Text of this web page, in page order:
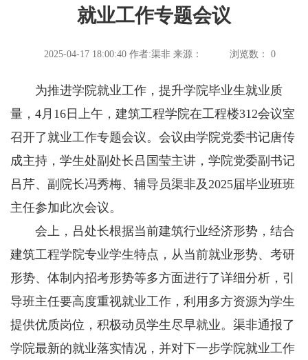
就业工作专题会议
2025-04-17 18:00:40 作者:渠非 来源： 浏览数： 0
为推进学院就业工作，提升学院毕业生就业质
量，4月16日上午，建筑工程学院在工程楼312会议室
召开了就业工作专题会议。会议由学院党委书记唐传
成主持，学生处副处长吕国莹主讲，学院党委副书记
吕芹、副院长冯秀梅、辅导员渠非及2025届毕业班班
主任参加此次会议。
会上，吕处长根据当前建筑行业经济形势，结合
建筑工程学院专业学生特点，从当前就业形势、考研
形势、体制内招考形势等多方面进行了详细分析，引
导班主任要高度重视就业工作，利用多方资源为学生
提供优质岗位，积极动员学生尽早就业。渠非通报了
学院最新的就业落实情况，并对下一步学院就业工作